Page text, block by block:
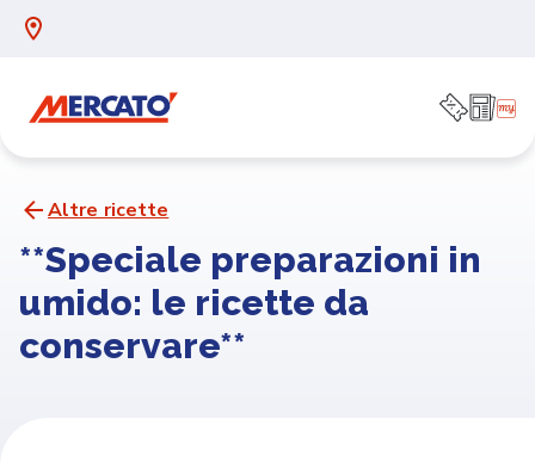
Altre ricette
**Speciale preparazioni in
umido: le ricette da
conservare**